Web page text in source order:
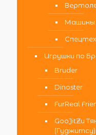
Машины
Игрушки по
Bruder
Dinoster
FurReal
GooJitZu
(Гуджитсу)